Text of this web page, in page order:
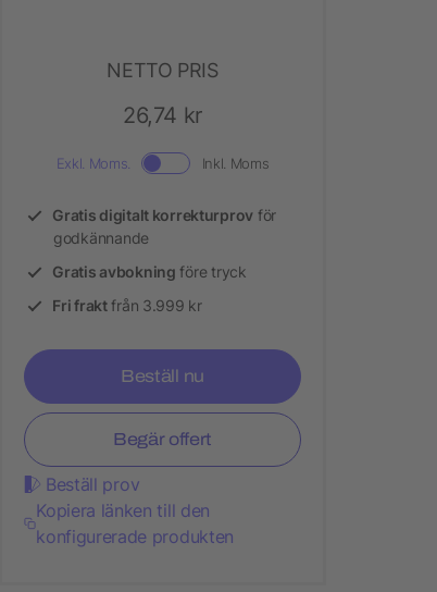
NETTO PRIS
26,74 kr
Exkl. Moms. Inkl. Moms
Gratis digitalt korrekturprov för
godkännande
Gratis avbokning före tryck
Fri fraktfrån 3.999 kr
Beställ nu
Begär offert
Beställ prov
Kopiera länken till den
konfigurerade produkten